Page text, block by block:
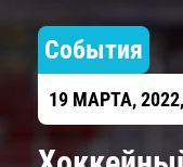
События
19 МАРТА,